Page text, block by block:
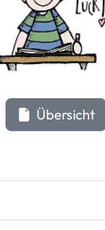
Übersicht